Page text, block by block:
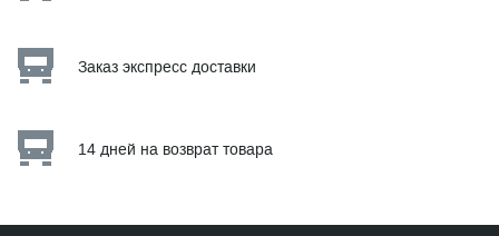
Заказ экспресс доставки
14 дней на возврат товара